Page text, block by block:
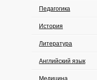
Педагогика
История
Литература
Английский язык
Медицина